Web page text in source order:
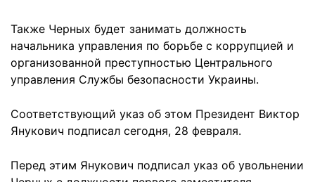
Также Черных будет занимать должность
начальника управления по борьбе с коррупцией и
организованной преступностью Центрального
управления Службы безопасности Украины.
Соответствующий указ об этом Президент Виктор
Янукович подписал сегодня, 28 февраля.
Перед этим Янукович подписал указ об увольнении